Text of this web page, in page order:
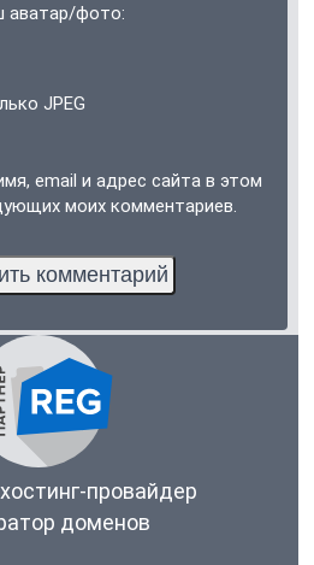
аватар/фото:
JPEG
email и адрес сайта в этом
моих комментариев.
провайдер
доменов